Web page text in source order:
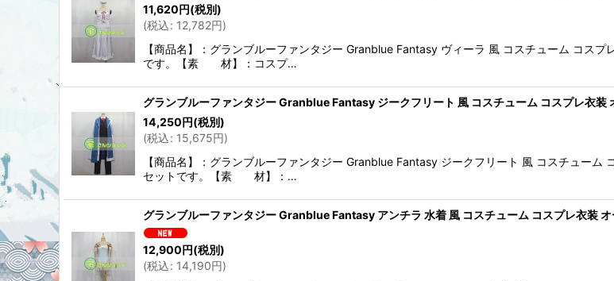
11,620円(税別)
(税込: 12,782円)
【商品名】：グランブルーファンタジー Granblue Fantasy ヴィーラ 風 コスチューム コス
です。【素 材】：コスプ…
グランブルーファンタジー Granblue Fantasy ジークフリート 風 コスチューム コスプレ衣装
14,250円(税別)
(税込: 15,675円)
【商品名】：グランブルーファンタジー Granblue Fantasy ジークフリート 風 コスチュー
セットです。【素 材】：…
グランブルーファンタジー Granblue Fantasy アンチラ 水着 風 コスチューム コスプレ衣装
12,900円(税別)
(税込: 14,190円)